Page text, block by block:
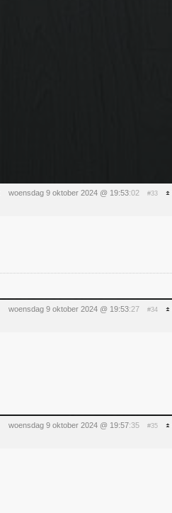
woensdag 9 oktober 2024 @ 19:53:02 #33
woensdag 9 oktober 2024 @ 19:53:27 #34
woensdag 9 oktober 2024 @ 19:57:35 #35